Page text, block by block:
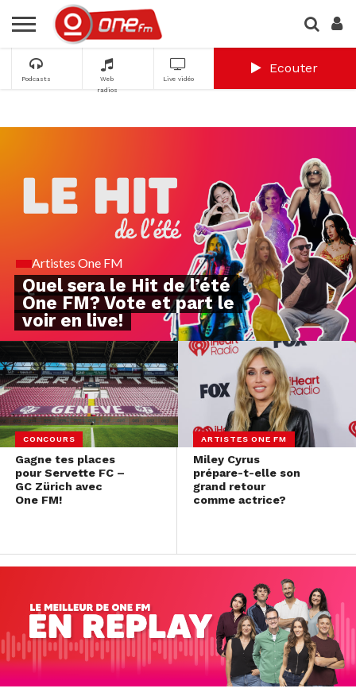
Podcasts
Web
radios
Live vidéo
Ecouter
Artistes One FM
Quel sera le Hit de l’été
One FM? Vote et part le
voir en live!
CONCOURS
Gagne tes places
pour Servette FC –
GC Zürich avec
One FM!
ARTISTES ONE FM
Miley Cyrus
prépare-t-elle son
grand retour
comme actrice?